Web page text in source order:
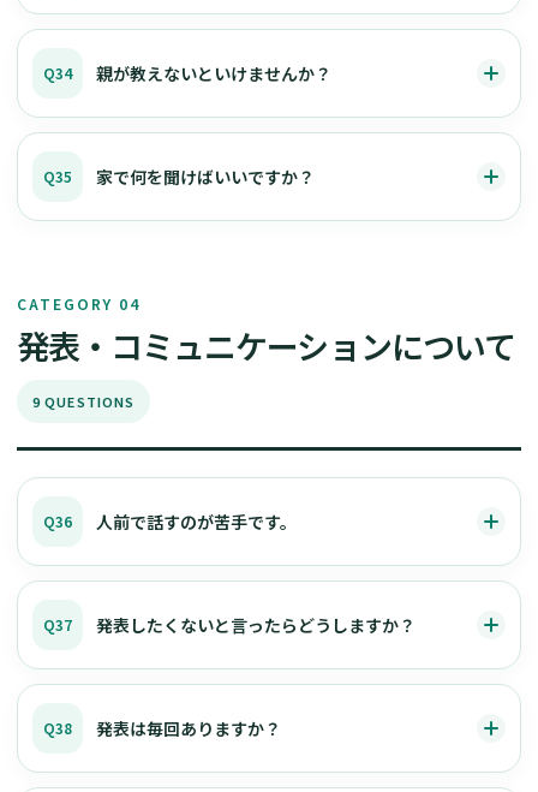
Q34 親が教えないといけませんか？
Q35 家で何を聞けばいいですか？
CATEGORY 04
発表・コミュニケーションについて
9 QUESTIONS
Q36 人前で話すのが苦手です。
Q37 発表したくないと言ったらどうしますか？
Q38 発表は毎回ありますか？